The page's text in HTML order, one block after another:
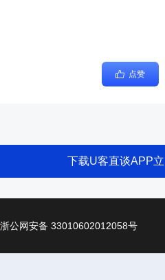
点赞
下载U客直谈APP
浙公网安备 33010602012058号